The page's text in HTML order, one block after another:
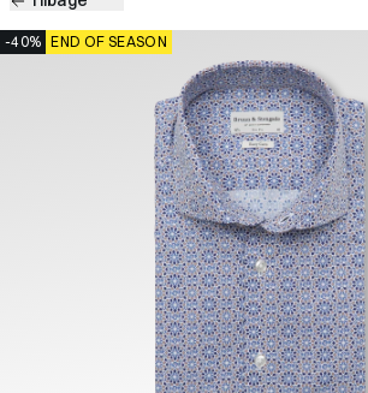
-40% END OF SEASON